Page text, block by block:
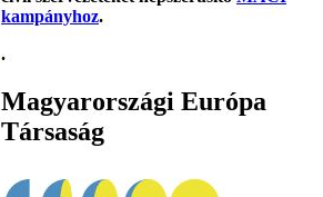
kampányhoz.
.
Magyarországi Európa
Társaság